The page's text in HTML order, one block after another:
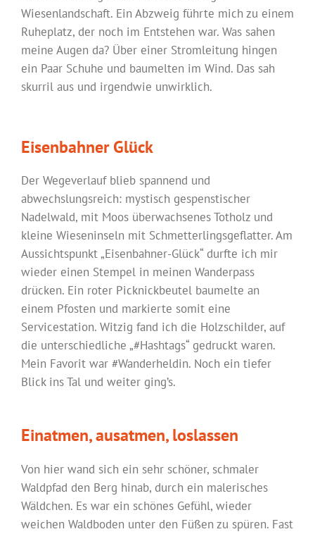
Wiesenlandschaft. Ein Abzweig führte mich zu einem
Ruheplatz, der noch im Entstehen war. Was sahen
meine Augen da? Über einer Stromleitung hingen
ein Paar Schuhe und baumelten im Wind. Das sah
skurril aus und irgendwie unwirklich.
Eisenbahner Glück
Der Wegeverlauf blieb spannend und
abwechslungsreich: mystisch gespenstischer
Nadelwald, mit Moos überwachsenes Totholz und
kleine Wieseninseln mit Schmetterlingsgeflatter. Am
Aussichtspunkt „Eisenbahner-Glück“ durfte ich mir
wieder einen Stempel in meinen Wanderpass
drücken. Ein roter Picknickbeutel baumelte an
einem Pfosten und markierte somit eine
Servicestation. Witzig fand ich die Holzschilder, auf
die unterschiedliche „#Hashtags“ gedruckt waren.
Mein Favorit war #Wanderheldin. Noch ein tiefer
Blick ins Tal und weiter ging’s.
Einatmen, ausatmen, loslassen
Von hier wand sich ein sehr schöner, schmaler
Waldpfad den Berg hinab, durch ein malerisches
Wäldchen. Es war ein schönes Gefühl, wieder
weichen Waldboden unter den Füßen zu spüren. Fast